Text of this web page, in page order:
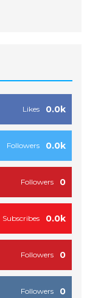
0.0k
Likes
0.0k
Followers
0
Followers
0.0k
Subscribes
0
Followers
0
Followers